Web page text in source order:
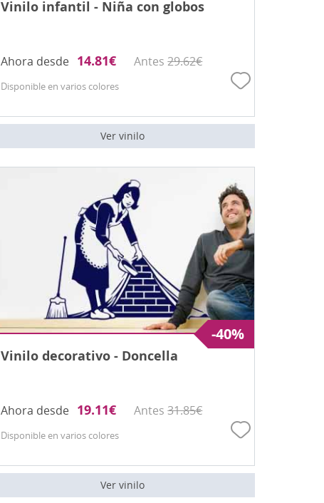
Vinilo infantil - Niña con globos
Ahora desde 14.81€ Antes29.62€
Disponible en varios colores
Ver vinilo
Vinilo decorativo - Doncella
-40%
Ahora desde 19.11€ Antes31.85€
Disponible en varios colores
Ver vinilo